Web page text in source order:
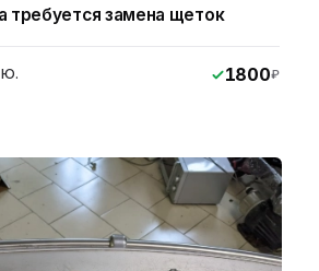
требуется замена щеток
Ю. 1800₽